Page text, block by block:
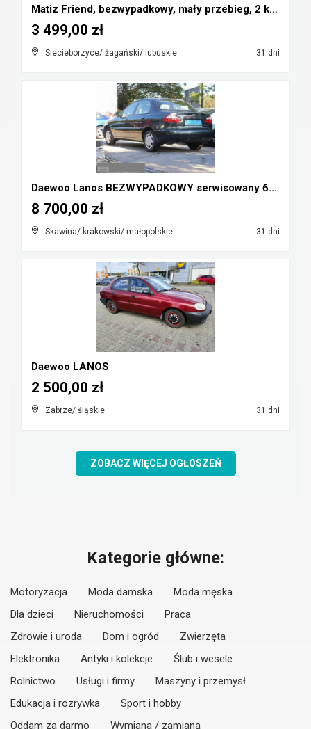
Matiz Friend, bezwypadkowy, mały przebieg, 2 kompl...
Siecieborzyce/ żagański/ lubuskie 31 dni
3 499,00 zł
Daewoo Lanos BEZWYPADKOWY serwisowany 65tys.kmStan...
Skawina/ krakowski/ małopolskie 31 dni
8 700,00 zł
Daewoo LANOS
Zabrze/ śląskie 31 dni
2 500,00 zł
ZOBACZ WIĘCEJ OGŁOSZEŃ
Kategorie główne:
Motoryzacja Moda damska
Moda męska
Dla dzieci
Nieruchomości
Praca
Zdrowie i uroda
Dom i ogród
Zwierzęta
Elektronika
Antyki i kolekcje
Ślub i wesele
Rolnictwo
Usługi i firmy
Maszyny i przemysł
Edukacja i rozrywka
Sport i hobby
Oddam za darmo
Wymiana / zamiana